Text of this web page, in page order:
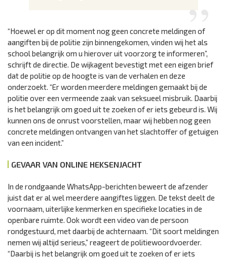
“Hoewel er op dit moment nog geen concrete meldingen of
aangiften bij de politie zijn binnengekomen, vinden wij het als
school belangrijk om u hierover uit voorzorg te informeren”,
schrijft de directie. De wijkagent bevestigt met een eigen brief
dat de politie op de hoogte is van de verhalen en deze
onderzoekt. “Er worden meerdere meldingen gemaakt bij de
politie over een vermeende zaak van seksueel misbruik. Daarbij
is het belangrijk om goed uit te zoeken of er iets gebeurd is. Wij
kunnen ons de onrust voorstellen, maar wij hebben nog geen
concrete meldingen ontvangen van het slachtoffer of getuigen
van een incident.”
GEVAAR VAN ONLINE HEKSENJACHT
In de rondgaande WhatsApp-berichten beweert de afzender
juist dat er al wel meerdere aangiftes liggen. De tekst deelt de
voornaam, uiterlijke kenmerken en specifieke locaties in de
openbare ruimte. Ook wordt een video van de persoon
rondgestuurd, met daarbij de achternaam. “Dit soort meldingen
nemen wij altijd serieus,” reageert de politiewoordvoerder.
“Daarbij is het belangrijk om goed uit te zoeken of er iets